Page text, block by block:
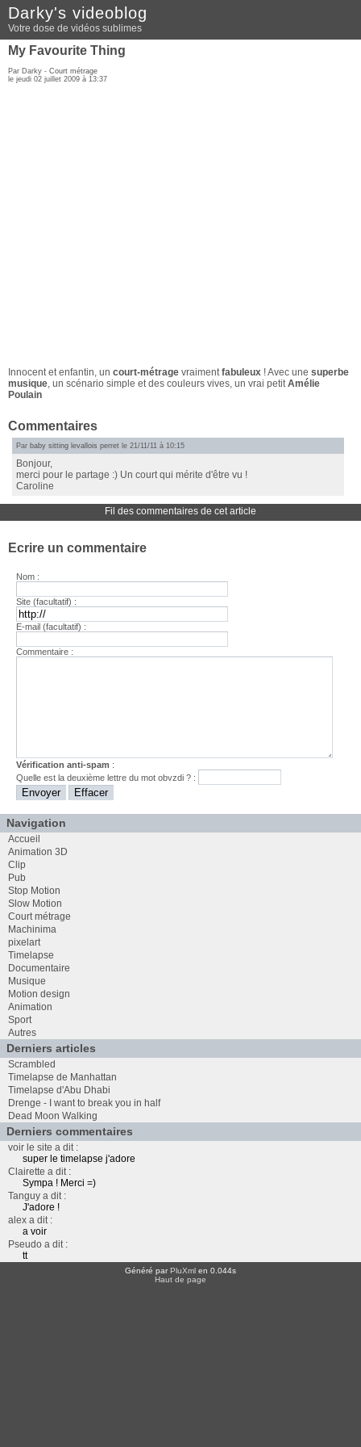
Darky's videoblog
Votre dose de vidéos sublimes
My Favourite Thing
Par Darky - Court métrage
le jeudi 02 juillet 2009 à 13:37
Innocent et enfantin, un court-métrage vraimentfabuleux ! Avec une superbe
musique, un scénario simple et des couleurs vives, un vrai petitAmélie
Poulain
Commentaires
Par baby sitting levallois perret le 21/11/11 à 10:15
Bonjour,
merci pour le partage :) Un court qui mérite d'être vu !
Caroline
Fil des commentaires de cet article
Ecrire un commentaire
Nom :
Site (facultatif) :
E-mail (facultatif) :
Commentaire :
Vérification anti-spam :
Quelle est ladeuxième lettre du motobvzdi ? :
Navigation
Accueil
Animation 3D
Clip
Pub
Stop Motion
Slow Motion
Court métrage
Machinima
pixelart
Timelapse
Documentaire
Musique
Motion design
Animation
Sport
Autres
Derniers articles
Scrambled
Timelapse de Manhattan
Timelapse d'Abu Dhabi
Drenge - I want to break you in half
Dead Moon Walking
Derniers commentaires
voir le site a dit :
super le timelapse j'adore
Clairette a dit :
Sympa ! Merci =)
Tanguy a dit :
J'adore !
alex a dit :
a voir
Pseudo a dit :
tt
Généré parPluXml en 0.044s
Haut de page